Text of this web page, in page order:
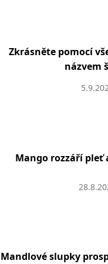
Zkrásněte pomocí
názvem
Mango rozzáří pleť
Mandlové slupky